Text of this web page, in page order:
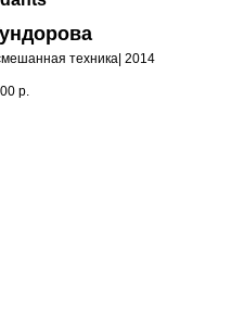
техника| 2014
р.